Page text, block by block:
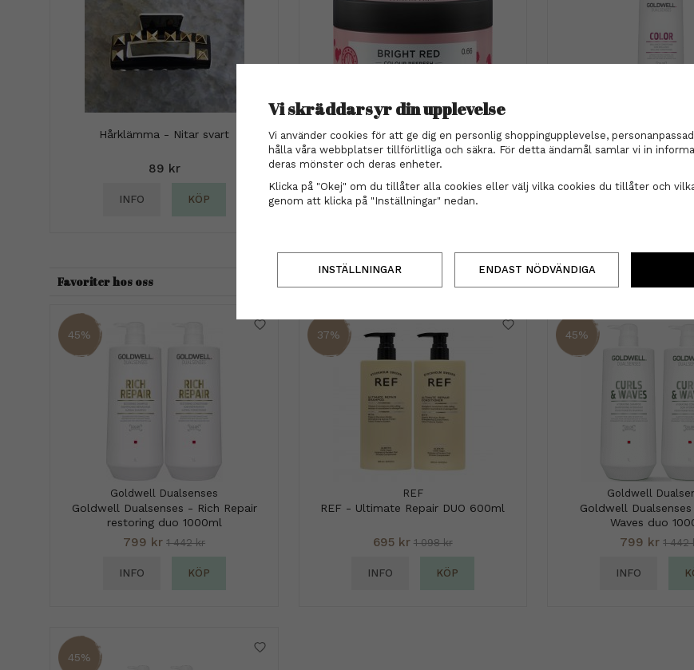
Hårklämma - Nitar svart
89 kr
INFO KÖP
maria nila
Maria Nila - Colour Refresh Non-
Permanent Colour Masque 0.66
189 kr
Goldwell
Goldwell
934 kr
Favoriter hos oss
45%
Goldwell Dualsenses
Goldwell Dualsenses - Rich Repair
restoring duo 1000ml
799 kr 1 442 kr
INFO KÖP
37%
REF
REF - Ultimate Repair DUO 600ml
695 kr 1 098 kr
INFO KÖP
45%
Goldwell
Goldwell
Waves duo
799 kr 1 442
INFO
45%
Vi skräddarsyr din upplevelse
Vi använder cookies för att ge dig en personlig shoppingupplevelse,
hålla våra webbplatser tillförlitliga och säkra. För detta ändamål samlar vi in
deras mönster och deras enheter.
Klicka på "Okej" om du tillåter alla cookies eller välj vilka cookies du tillåter och
genom att klicka på "Inställningar" nedan.
INSTÄLLNINGAR ENDAST NÖDVÄNDIGA